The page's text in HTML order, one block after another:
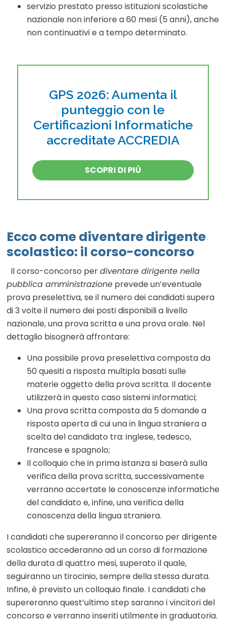
servizio prestato presso istituzioni scolastiche
nazionale non inferiore a 60 mesi (5 anni), anche
non continuativi e a tempo determinato.
GPS 2026: Aumenta il
punteggio con le
Certificazioni Informatiche
accreditate ACCREDIA
SCOPRI DI PIÙ
Ecco come diventare dirigente
scolastico: il corso-concorso
Il corso-concorso perdiventare dirigente nella
pubblica amministrazione prevede un’eventuale
prova preselettiva, se il numero dei candidati supera
di 3 volte il numero dei posti disponibili a livello
nazionale, una prova scritta e una prova orale. Nel
dettaglio bisognerà affrontare:
Una possibile prova preselettiva composta da
50 quesiti a risposta multipla basati sulle
materie oggetto della prova scritta. Il docente
utilizzerà in questo caso sistemi informatici;
Una prova scritta composta da 5 domande a
risposta aperta di cui una in lingua straniera a
scelta del candidato tra: inglese, tedesco,
francese e spagnolo;
Il colloquio che in prima istanza si baserà sulla
verifica della prova scritta, successivamente
verranno accertate le conoscenze informatiche
del candidato e, infine, una verifica della
conoscenza della lingua straniera.
I candidati che supereranno il concorso per dirigente
scolastico accederanno ad un corso di formazione
della durata di quattro mesi, superato il quale,
seguiranno un tirocinio, sempre della stessa durata.
Infine, è previsto un colloquio finale. I candidati che
supereranno quest’ultimo step saranno i vincitori del
concorso e verranno inseriti utilmente in graduatoria.